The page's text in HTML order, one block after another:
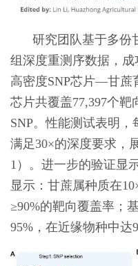
研究团队基于多份
组深度重测序数据，
高密度SNP芯片—甘蔗
芯片共覆盖77,397个靶
SNP。性能测试表明
满足30×的深度要求，
1）。进一步的验证显
显示：甘蔗属种质在
≥90%的靶向覆盖率；
95%，在近缘物种中达